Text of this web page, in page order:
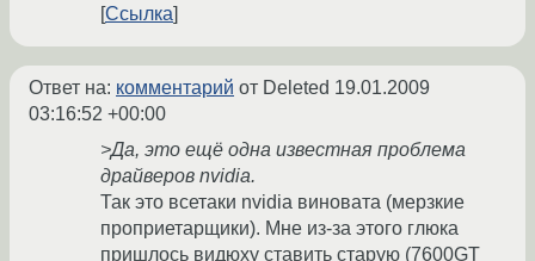
Ссылка
Ответ на: комментарий от Deleted 19.01.2009
03:16:52 +00:00
>Да, это ещё одна известная проблема
драйверов nvidia.
Так это всетаки nvidia виновата (мерзкие
проприетарщики). Мне из-за этого глюка
пришлось видюху ставить старую (7600GT